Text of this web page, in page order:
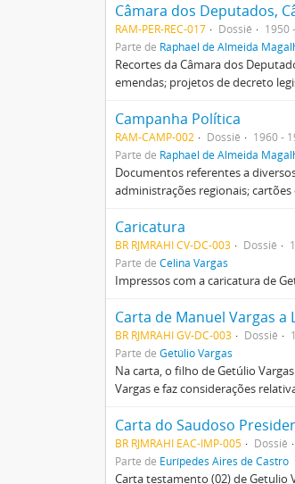
Câmara dos Deputados,
RAM-PER-REC-017 Dossiê
1950
Parte de Raphael de Almeida
Recortes da Câmara dos
emendas; projetos de decreto
Campanha Política
RAM-CAMP-002 Dossiê
1960 -
Parte de Raphael de Almeida
Documentos referentes a
administrações regionais;
Caricatura
BR RJMRAHI CV-DC-003 Dossiê
Parte de Celina Vargas
Impressos com a caricatura de
Carta de Manuel Vargas a
BR RJMRAHI GV-DC-003 Dossiê
Parte de Getúlio Vargas
Na carta, o filho de Getúlio
Vargas e faz considerações
Carta do Saudoso
BR RJMRAHI EAC-IMP-005 Dossiê
Parte de Eurípedes Aires de Castro
Carta testamento (02) de Getulio